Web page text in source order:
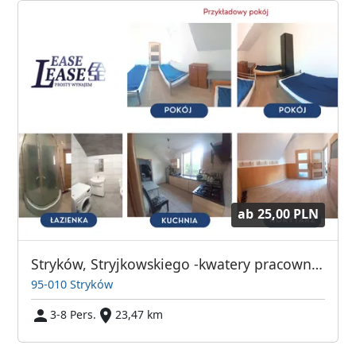
ab 25,00 PLN
Stryków, Stryjkowskiego -kwatery pracownicze
95-010 Stryków
3-8 Pers.
23,47 km